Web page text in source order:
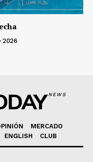
2026
NEWS
MERCADO
ENGLISH CLUB